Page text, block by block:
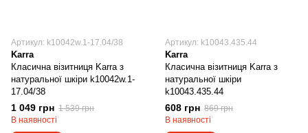
Артикул: k10042w.1-17.04/38
Karra
Класична візитниця Karra з
натуральної шкіри k10042w.1-
17.04/38
1 049 грн 1 539 грн
В наявності
Артикул: k10043.435.44
Karra
Класична візитниця Karra з
натуральної шкіри
k10043.435.44
608 грн 869 грн
В наявності